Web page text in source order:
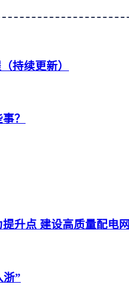
持续更新）
？
升点 建设高质量配电网
浙”